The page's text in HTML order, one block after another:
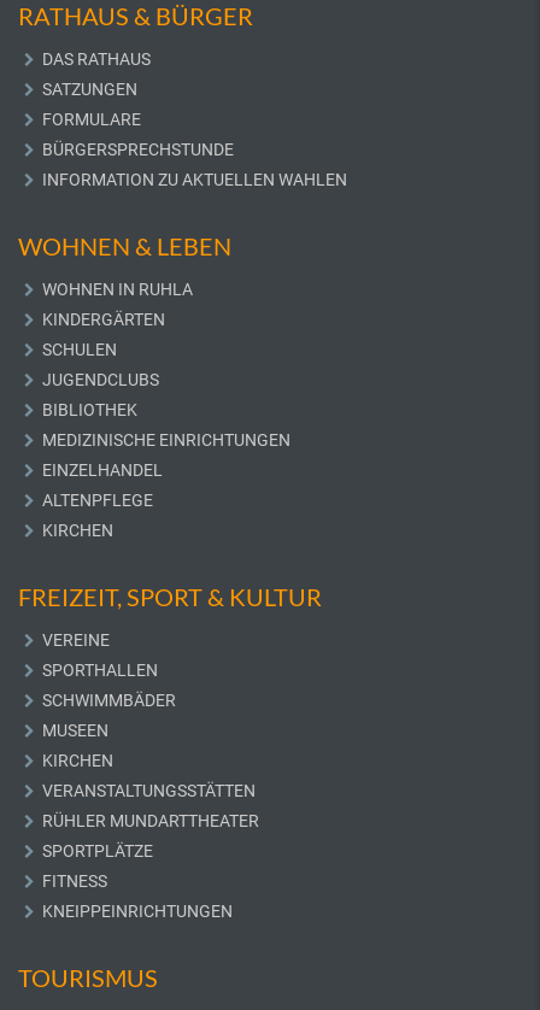
RATHAUS & BÜRGER
DAS RATHAUS
SATZUNGEN
FORMULARE
BÜRGERSPRECHSTUNDE
INFORMATION ZU AKTUELLEN WAHLEN
WOHNEN & LEBEN
WOHNEN IN RUHLA
KINDERGÄRTEN
SCHULEN
JUGENDCLUBS
BIBLIOTHEK
MEDIZINISCHE EINRICHTUNGEN
EINZELHANDEL
ALTENPFLEGE
KIRCHEN
FREIZEIT, SPORT & KULTUR
VEREINE
SPORTHALLEN
SCHWIMMBÄDER
MUSEEN
KIRCHEN
VERANSTALTUNGSSTÄTTEN
RÜHLER MUNDARTTHEATER
SPORTPLÄTZE
FITNESS
KNEIPPEINRICHTUNGEN
TOURISMUS